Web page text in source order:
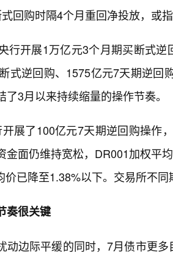
回购时隔4个月重回净投放，或
行开展1万亿元3个月期买断式
式逆回购、1575亿元7天期逆
了3月以来持续缩量的操作节奏。
展了100亿元7天期逆回购操作
金面仍维持宽松，DR001加权平
价已降至1.38%以下。交易所不
奏很关键
动边际平缓的同时，7月债市更